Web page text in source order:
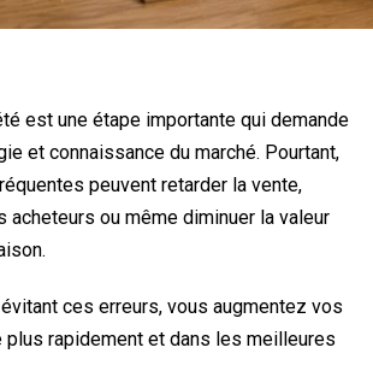
est une étape importante qui demande
et connaissance du marché. Pourtant,
peuvent retarder la vente,
acheteurs ou même diminuer la valeur
ces erreurs, vous augmentez vos
plus rapidement et dans les meilleures